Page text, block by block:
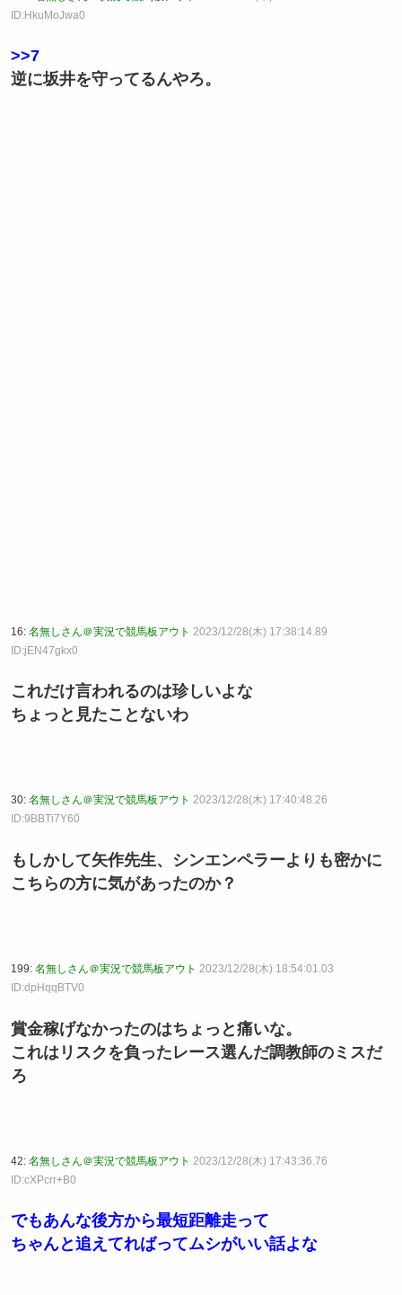
ID:HkuMoJwa0
>>7
逆に坂井を守ってるんやろ。
16: 名無しさん＠実況で競馬板アウト 2023/12/28(木) 17:38:14.89
ID:jEN47gkx0
これだけ言われるのは珍しいよな
ちょっと見たことないわ
30: 名無しさん＠実況で競馬板アウト 2023/12/28(木) 17:40:48.26
ID:9BBTi7Y60
もしかして矢作先生、シンエンペラーよりも密かに
こちらの方に気があったのか？
199: 名無しさん＠実況で競馬板アウト 2023/12/28(木) 18:54:01.03
ID:dpHqqBTV0
賞金稼げなかったのはちょっと痛いな。
これはリスクを負ったレース選んだ調教師のミスだ
ろ
42: 名無しさん＠実況で競馬板アウト 2023/12/28(木) 17:43:36.76
ID:cXPcrr+B0
でもあんな後方から最短距離走って
ちゃんと追えてればってムシがいい話よな